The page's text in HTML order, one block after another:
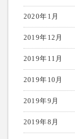
2020年1月
2019年12月
2019年11月
2019年10月
2019年9月
2019年8月